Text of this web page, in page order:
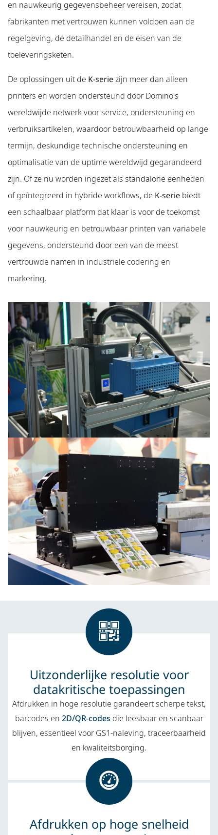
en nauwkeurig gegevensbeheer vereisen, zodat
fabrikanten met vertrouwen kunnen voldoen aan de
regelgeving, de detailhandel en de eisen van de
toeleveringsketen.
De oplossingen uit de K-seriezijn meer dan alleen
printers en worden ondersteund door Domino's
wereldwijde netwerk voor service, ondersteuning en
verbruiksartikelen, waardoor betrouwbaarheid op lange
termijn, deskundige technische ondersteuning en
optimalisatie van de uptime wereldwijd gegarandeerd
zijn. Of ze nu worden ingezet als standalone eenheden
of geïntegreerd in hybride workflows, de K-serie biedt
een schaalbaar platform dat klaar is voor de toekomst
voor nauwkeurig en betrouwbaar printen van variabele
gegevens, ondersteund door een van de meest
vertrouwde namen in industriële codering en
markering.
Uitzonderlijke resolutie voor
datakritische toepassingen
Afdrukken in hoge resolutie garandeert scherpe tekst,
barcodes en 2D/QR-codes die leesbaar en scanbaar
blijven, essentieel voor GS1-naleving, traceerbaarheid
en kwaliteitsborging.
Afdrukken op hoge snelheid